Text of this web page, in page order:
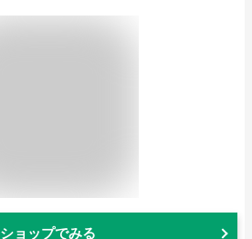
ショップでみる